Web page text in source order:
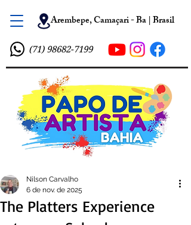
Arembepe, Camaçari - Ba | Brasil
(71) 98682-7199
The Platters Experience
Nilson Carvalho
6 de nov. de 2025